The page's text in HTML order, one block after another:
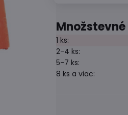
1 ks:
2-4 ks:
5-7 ks:
8 ks a viac: